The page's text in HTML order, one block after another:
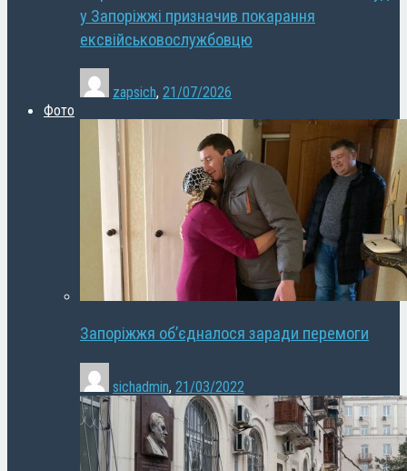
у Запоріжжі призначив покарання
ексвійськовослужбовцю
zapsich, 21/07/2026
Фото
Запоріжжя об’єдналося заради перемоги
sichadmin, 21/03/2022